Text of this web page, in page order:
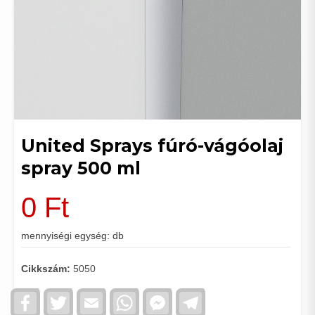
United Sprays fúró-vágóolaj
spray 500 ml
0 Ft
mennyiségi egység: db
Cikkszám: 5050
FacebookTwitter Email WhatsAppFacebook
Messenger